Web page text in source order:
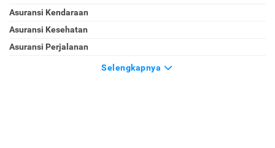
Asuransi Kendaraan
Asuransi Kesehatan
Asuransi Perjalanan
Selengkapnya